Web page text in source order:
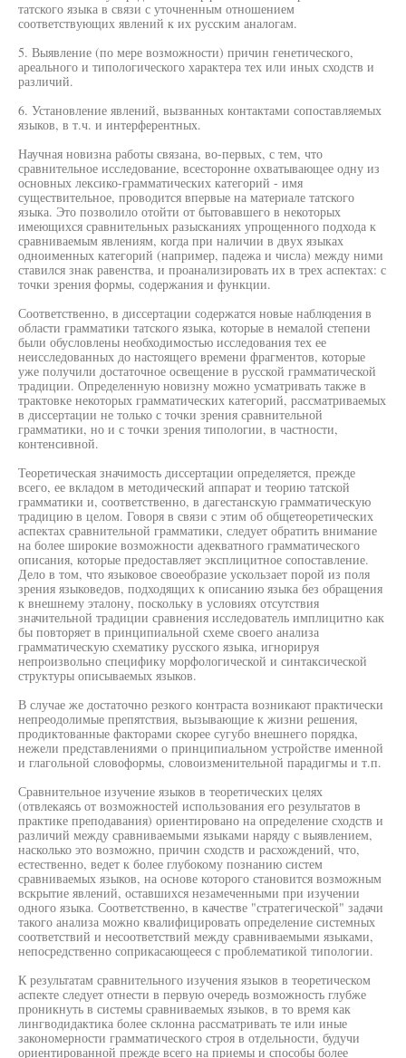
татского языка в связи с уточненным отношением
соответствующих явлений к их русским аналогам.
5. Выявление (по мере возможности) причин генетического,
ареального и типологического характера тех или иных сходств и
различий.
6. Установление явлений, вызванных контактами сопоставляемых
языков, в т.ч. и интерферентных.
Научная новизна работы связана, во-первых, с тем, что
сравнительное исследование, всесторонне охватывающее одну из
основных лексико-грамматических категорий - имя
существительное, проводится впервые на материале татского
языка. Это позволило отойти от бытовавшего в некоторых
имеющихся сравнительных разысканиях упрощенного подхода к
сравниваемым явлениям, когда при наличии в двух языках
одноименных категорий (например, падежа и числа) между ними
ставился знак равенства, и проанализировать их в трех аспектах: с
точки зрения формы, содержания и функции.
Соответственно, в диссертации содержатся новые наблюдения в
области грамматики татского языка, которые в немалой степени
были обусловлены необходимостью исследования тех ее
неисследованных до настоящего времени фрагментов, которые
уже получили достаточное освещение в русской грамматической
традиции. Определенную новизну можно усматривать также в
трактовке некоторых грамматических категорий, рассматриваемых
в диссертации не только с точки зрения сравнительной
грамматики, но и с точки зрения типологии, в частности,
контенсивной.
Теоретическая значимость диссертации определяется, прежде
всего, ее вкладом в методический аппарат и теорию татской
грамматики и, соответственно, в дагестанскую грамматическую
традицию в целом. Говоря в связи с этим об общетеоретических
аспектах сравнительной грамматики, следует обратить внимание
на более широкие возможности адекватного грамматического
описания, которые предоставляет эксплицитное сопоставление.
Дело в том, что языковое своеобразие ускользает порой из поля
зрения языковедов, подходящих к описанию языка без обращения
к внешнему эталону, поскольку в условиях отсутствия
значительной традиции сравнения исследователь имплицитно как
бы повторяет в принципиальной схеме своего анализа
грамматическую схематику русского языка, игнорируя
непроизвольно специфику морфологической и синтаксической
структуры описываемых языков.
В случае же достаточно резкого контраста возникают практически
непреодолимые препятствия, вызывающие к жизни решения,
продиктованные факторами скорее сугубо внешнего порядка,
нежели представлениями о принципиальном устройстве именной
и глагольной словоформы, словоизменительной парадигмы и т.п.
Сравнительное изучение языков в теоретических целях
(отвлекаясь от возможностей использования его результатов в
практике преподавания) ориентировано на определение сходств и
различий между сравниваемыми языками наряду с выявлением,
насколько это возможно, причин сходств и расхождений, что,
естественно, ведет к более глубокому познанию систем
сравниваемых языков, на основе которого становится возможным
вскрытие явлений, оставшихся незамеченными при изучении
одного языка. Соответственно, в качестве "стратегической" задачи
такого анализа можно квалифицировать определение системных
соответствий и несоответствий между сравниваемыми языками,
непосредственно соприкасающееся с проблематикой типологии.
К результатам сравнительного изучения языков в теоретическом
аспекте следует отнести в первую очередь возможность глубже
проникнуть в системы сравниваемых языков, в то время как
лингводидактика более склонна рассматривать те или иные
закономерности грамматического строя в отдельности, будучи
ориентированной прежде всего на приемы и способы более